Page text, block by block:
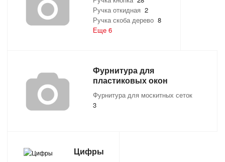
Ручка откидная 2
Ручка скоба дерево 8
Еще 6
Фурнитура для
пластиковых окон
Фурнитура для москитных сеток
3
Цифры